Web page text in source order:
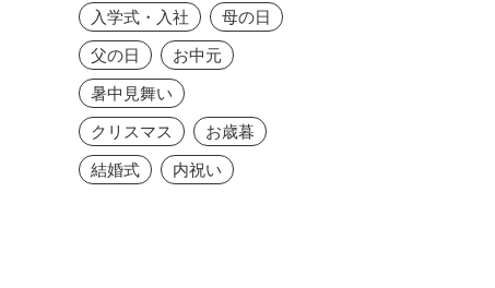
入学式・入社
母の日
父の日
お中元
暑中見舞い
クリスマス
お歳暮
結婚式
内祝い